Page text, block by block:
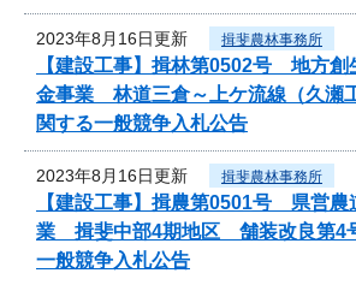
2023年8月16日更新 揖斐農林事務所
【建設工事】揖林第0502号 地方創
金事業 林道三倉～上ケ流線（久瀬
関する一般競争入札公告
2023年8月16日更新 揖斐農林事務所
【建設工事】揖農第0501号 県営農
業 揖斐中部4期地区 舗装改良第4
一般競争入札公告